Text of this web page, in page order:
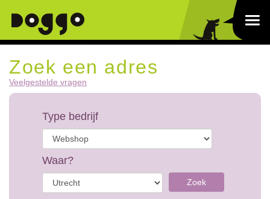
Zoek een adres
Veelgestelde vragen
Type bedrijf
Waar?
Zoek